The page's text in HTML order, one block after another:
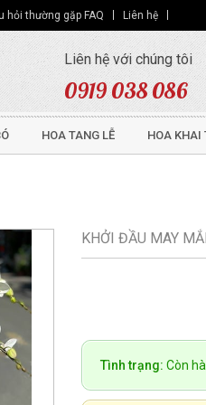
hỏi thường gặp FAQ Liên hệ
Liên hệ với chúng tôi
0919 038 086
HOA TANG LỄ HOA KHAI
KHỞI ĐẦU MAY
Tình trạng: Còn